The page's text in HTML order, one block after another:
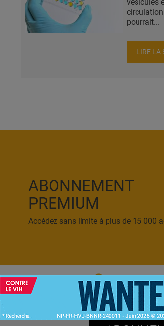
vésicules
pourrait...
LIRE LA
ABONNEMENT
PREMIUM
Accédez sans limite à plus de 15 000